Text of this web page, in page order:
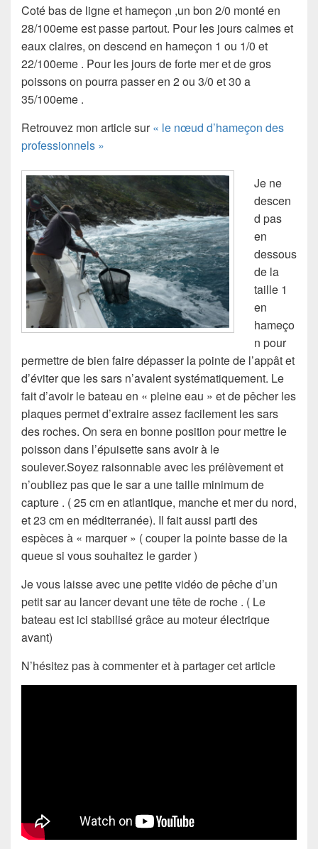
Coté bas de ligne et hameçon ,un bon 2/0 monté en
28/100eme est passe partout. Pour les jours calmes et
eaux claires, on descend en hameçon 1 ou 1/0 et
22/100eme . Pour les jours de forte mer et de gros
poissons on pourra passer en 2 ou 3/0 et 30 a
35/100eme .
Retrouvez mon article sur« le nœud d’hameçon des
professionnels »
Je ne
descen
d pas
en
dessous
de la
taille 1
en
hameço
n pour
permettre de bien faire dépasser la pointe de l’appât et
d’éviter que les sars n’avalent systématiquement. Le
fait d’avoir le bateau en « pleine eau » et de pêcher les
plaques permet d’extraire assez facilement les sars
des roches. On sera en bonne position pour mettre le
poisson dans l’épuisette sans avoir à le
soulever.Soyez raisonnable avec les prélèvement et
n’oubliez pas que le sar a une taille minimum de
capture . ( 25 cm en atlantique, manche et mer du nord,
et 23 cm en méditerranée). Il fait aussi parti des
espèces à « marquer » ( couper la pointe basse de la
queue si vous souhaitez le garder )
Je vous laisse avec une petite vidéo de pêche d’un
petit sar au lancer devant une tête de roche . ( Le
bateau est ici stabilisé grâce au moteur électrique
avant)
N’hésitez pas à commenter et à partager cet article